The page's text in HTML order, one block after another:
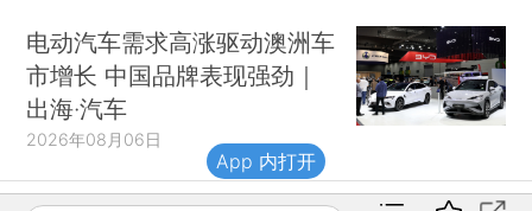
电动汽车需求高涨驱动澳洲车
市增长 中国品牌表现强劲｜
出海·汽车
2026年08月06日
App 内打开